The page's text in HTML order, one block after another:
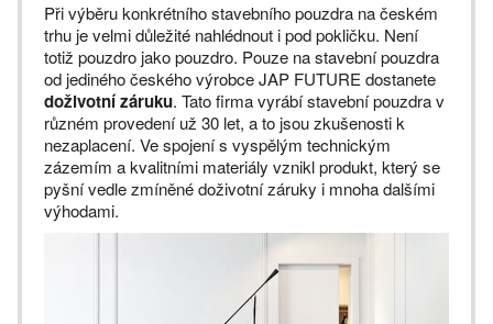
Při výběru konkrétního stavebního pouzdra na českém
trhu je velmi důležité nahlédnout i pod pokličku. Není
totiž pouzdro jako pouzdro. Pouze na stavební pouzdra
od jediného českého výrobce JAP FUTURE dostanete
doživotní záruku. Tato firma vyrábí stavební pouzdra v
různém provedení už 30 let, a to jsou zkušenosti k
nezaplacení. Ve spojení s vyspělým technickým
zázemím a kvalitními materiály vznikl produkt, který se
pyšní vedle zmíněné doživotní záruky i mnoha dalšími
výhodami.